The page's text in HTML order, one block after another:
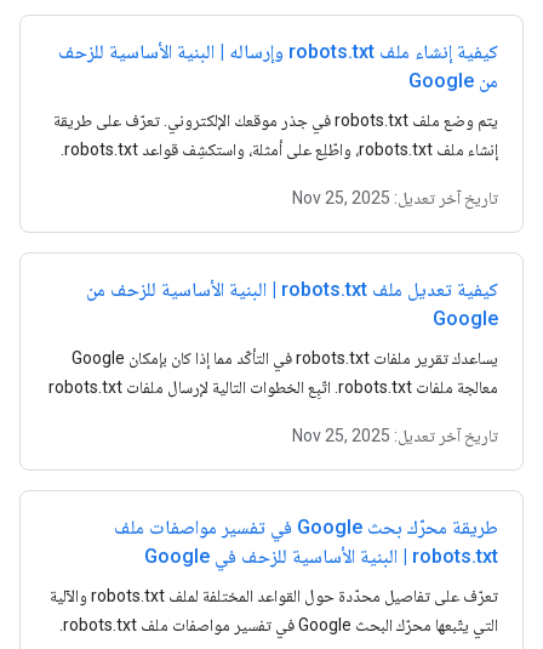
كيفية إنشاء ملف robots.txt وإرساله | البنية الأساسية للزحف
من Google
يتم وضع ملف robots.txt في جذر موقعك الإلكتروني. تعرّف على طريقة
إنشاء ملف robots.txt، واطّلِع على أمثلة، واستكشِف قواعد robots.txt.
تاريخ آخر تعديل: Nov 25, 2025
كيفية تعديل ملف robots.txt | البنية الأساسية للزحف من
Google
يساعدك تقرير ملفات robots.txt في التأكّد مما إذا كان بإمكان Google
معالجة ملفات robots.txt. اتّبِع الخطوات التالية لإرسال ملفات robots.txt
تاريخ آخر تعديل: Nov 25, 2025
طريقة محرّك بحث Google في تفسير مواصفات ملف
robots.txt | البنية الأساسية للزحف في Google
تعرّف على تفاصيل محدّدة حول القواعد المختلفة لملف robots.txt والآلية
التي يتّبعها محرّك البحث Google في تفسير مواصفات ملف robots.txt.